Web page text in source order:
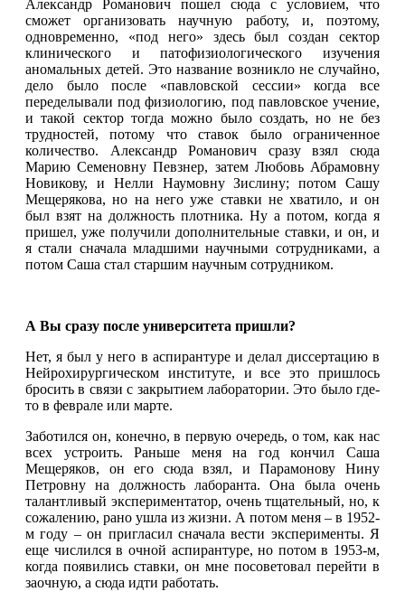
Александр Романович пошел сюда с условием, что
сможет организовать научную работу, и, поэтому,
одновременно, «под него» здесь был создан сектор
клинического и патофизиологического изучения
аномальных детей. Это название возникло не случайно,
дело было после «павловской сессии» когда все
переделывали под физиологию, под павловское учение,
и такой сектор тогда можно было создать, но не без
трудностей, потому что ставок было ограниченное
количество. Александр Романович сразу взял сюда
Марию Семеновну Певзнер, затем Любовь Абрамовну
Новикову, и Нелли Наумовну Зислину; потом Сашу
Мещерякова, но на него уже ставки не хватило, и он
был взят на должность плотника. Ну а потом, когда я
пришел, уже получили дополнительные ставки, и он, и
я стали сначала младшими научными сотрудниками, а
потом Саша стал старшим научным сотрудником.
А Вы сразу после университета пришли?
Нет, я был у него в аспирантуре и делал диссертацию в
Нейрохирургическом институте, и все это пришлось
бросить в связи с закрытием лаборатории. Это было где-
то в феврале или марте.
Заботился он, конечно, в первую очередь, о том, как нас
всех устроить. Раньше меня на год кончил Саша
Мещеряков, он его сюда взял, и Парамонову Нину
Петровну на должность лаборанта. Она была очень
талантливый экспериментатор, очень тщательный, но, к
сожалению, рано ушла из жизни. А потом меня – в 1952-
м году – он пригласил сначала вести эксперименты. Я
еще числился в очной аспирантуре, но потом в 1953-м,
когда появились ставки, он мне посоветовал перейти в
заочную, а сюда идти работать.